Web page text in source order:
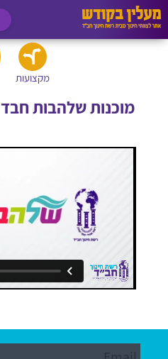
מקצועות
מוכנות שלהבות חבד מפגש